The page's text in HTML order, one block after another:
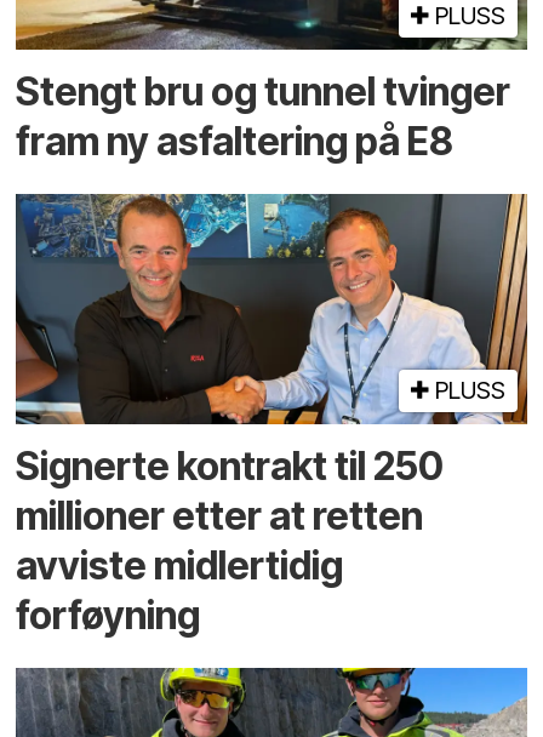
PLUSS
Stengt bru og tunnel tvinger
fram ny asfaltering på E8
PLUSS
Signerte kontrakt til 250
millioner etter at retten
avviste midlertidig
forføyning